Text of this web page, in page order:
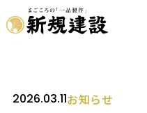
2026.03.11お知らせ